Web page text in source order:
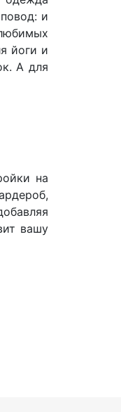
и
йоги и
А для
на
вашу